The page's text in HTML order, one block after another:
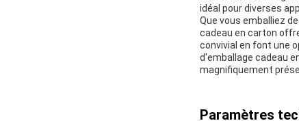
idéal pour diverses
Que vous emballiez
cadeau en carton
convivial en font une
d'emballage cadeau
magnifiquement
Paramètres